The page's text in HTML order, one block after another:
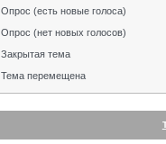
Опрос (есть новые голоса)
Опрос (нет новых голосов)
Закрытая тема
Тема перемещена